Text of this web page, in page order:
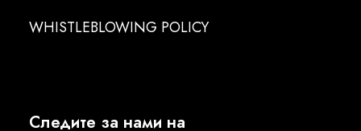
WHISTLEBLOWING POLICY
Следите за нами на